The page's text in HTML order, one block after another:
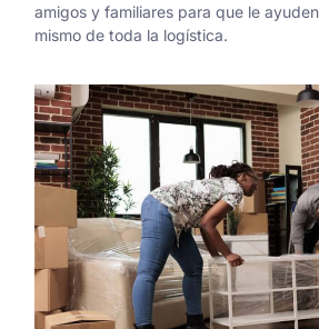
amigos y familiares para que le
mismo de toda la logística.